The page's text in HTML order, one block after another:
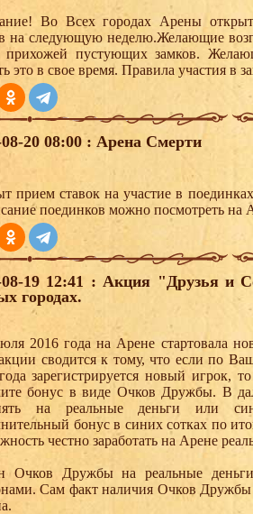
Во Всех городах Арены
на следующую неделю.Желающие
прихожей пустующих замков.
это в свое время. Правила участия в
08-20 08:00 : Арена Смерти
прием ставок на участие в
поединков можно посмотреть на
08-19 12:41 : Акция "Друзья и
городах.
2016 года на Арене стартовала
сводится к тому, что если по
зарегистрируется новый
бонус в виде Очков Дружбы. В
на реальные деньги или
бонус в синих сотках по
честно заработать на Арене
Очков Дружбы на реальные деньги
Сам факт наличия Очков Дружбы